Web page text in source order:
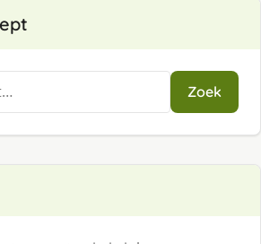
Zoek